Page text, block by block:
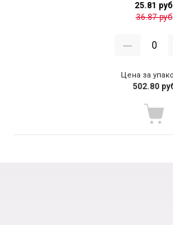
25.81 руб
36.87 руб
Цена за
502.80